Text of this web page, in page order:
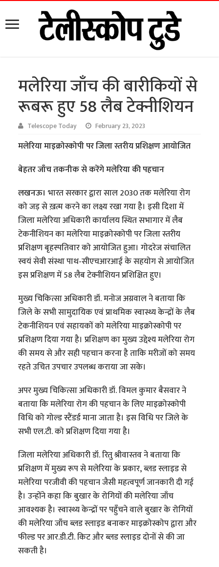
मलेरिया जाँच की बारीकियों से
रूबरू हुए 58 लैब टेक्नीशियन
Telescope Today February 23, 2023
मलेरिया माइक्रोस्कोपी पर जिला स्तरीय प्रशिक्षण आयोजित
बेहतर जाँच तकनीक से करेंगे मलेरिया की पहचान
लखनऊ। भारत सरकार द्वारा साल 2030 तक मलेरिया रोग
को जड़ से ख़त्म करने का लक्ष्य रखा गया है। इसी दिशा में
जिला मलेरिया अधिकारी कार्यालय स्थित सभागार में लैब
टेकनीशियन का मलेरिया माइक्रोस्कोपी पर जिला स्तरीय
प्रशिक्षण बृहस्पतिवार को आयोजित हुआ। गोदरेज संचालित
स्वयं सेवी संस्था पाथ-सीएचआरआई के सहयोग से आयोजित
इस प्रशिक्षण में 58 लैब टेक्नीशियन प्रशिक्षित हुए।
मुख्य चिकित्सा अधिकारी डॉ. मनोज अग्रवाल ने बताया कि
जिले के सभी सामुदायिक एवं प्राथमिक स्वास्थ्य केन्द्रों के लैब
टेकनीशियन एवं सहायकों को मलेरिया माइक्रोस्कोपी पर
प्रशिक्षण दिया गया है। प्रशिक्षण का मुख्य उद्देश्य मलेरिया रोग
की समय से और सही पहचान करना है ताकि मरीजों को समय
रहते उचित उपचार उपलब्ध कराया जा सके।
अपर मुख्य चिकित्सा अधिकारी डॉ. विमल कुमार बैसवार ने
बताया कि मलेरिया रोग की पहचान के लिए माइक्रोस्कोपी
विधि को गोल्ड स्टैंडर्ड माना जाता है। इस विधि पर जिले के
सभी एल.टी. को प्रशिक्षण दिया गया है।
जिला मलेरिया अधिकारी डॉ. रितु श्रीवास्तव ने बताया कि
प्रशिक्षण में मुख्य रूप से मलेरिया के प्रकार, ब्लड स्लाइड से
मलेरिया परजीवी की पहचान जैसी महत्वपूर्ण जानकारी दी गई
है। उन्होंने कहा कि बुखार के रोगियों की मलेरिया जाँच
आवश्यक है। स्वास्थ्य केन्द्रों पर पहुँचने वाले बुखार के रोगियों
की मलेरिया जाँच ब्लड स्लाइड बनाकर माइक्रोस्कोप द्वारा और
फील्ड पर आर.डी.टी. किट और ब्लड स्लाइड दोनों से की जा
सकती है।